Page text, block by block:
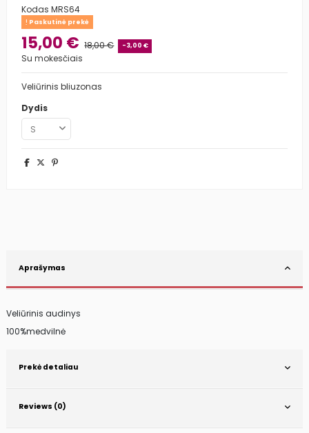
Kodas MRS64
Paskutinė prekė
15,00 € 18,00 € -3,00 €
Su mokesčiais
Veliūrinis bliuzonas
Dydis
Aprašymas
Veliūrinis audinys
100%medvilnė
Prekė detaliau
Reviews (0)